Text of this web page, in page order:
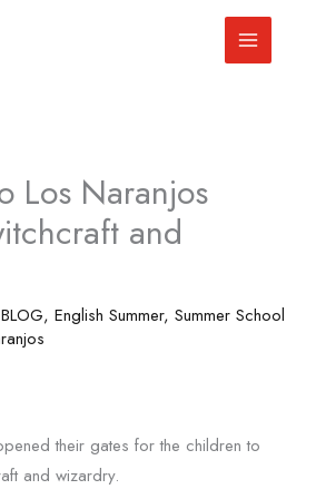
Los Naranjos
and
BLOG,English Summer,Summer School
their gates for the children to
and wizardry.